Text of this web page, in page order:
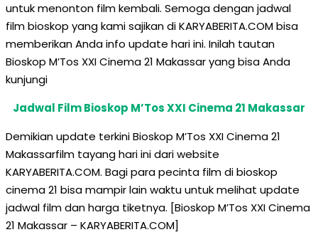
untuk menonton film kembali. Semoga dengan jadwal
film bioskop yang kami sajikan di KARYABERITA.COM bisa
memberikan Anda info update hari ini. Inilah tautan
Bioskop M’Tos XXI Cinema 21 Makassar yang bisa Anda
kunjungi
Jadwal Film Bioskop M’Tos XXI Cinema 21 Makassar
Demikian update terkini Bioskop M’Tos XXI Cinema 21
Makassarfilm tayang hari ini dari website
KARYABERITA.COM. Bagi para pecinta film di bioskop
cinema 21 bisa mampir lain waktu untuk melihat update
jadwal film dan harga tiketnya. [Bioskop M’Tos XXI Cinema
21 Makassar – KARYABERITA.COM]